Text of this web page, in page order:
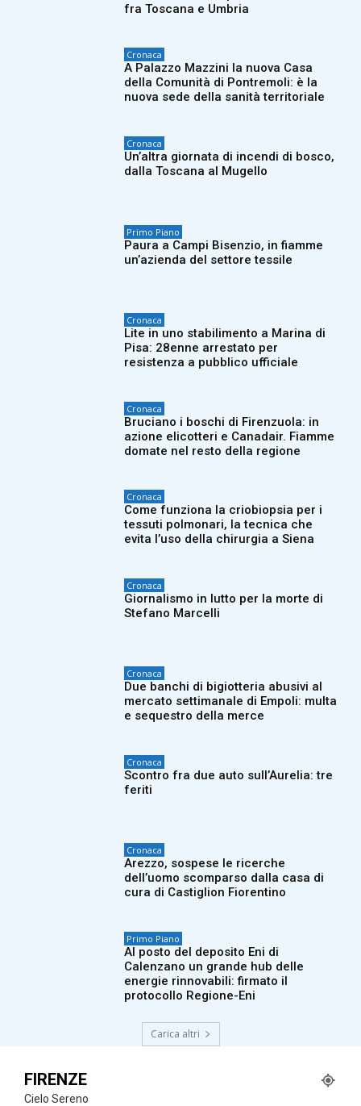
fra Toscana e Umbria
Cronaca
A Palazzo Mazzini la nuova Casa
della Comunità di Pontremoli: è la
nuova sede della sanità territoriale
Cronaca
Un’altra giornata di incendi di bosco,
dalla Toscana al Mugello
Primo Piano
Paura a Campi Bisenzio, in fiamme
un’azienda del settore tessile
Cronaca
Lite in uno stabilimento a Marina di
Pisa: 28enne arrestato per
resistenza a pubblico ufficiale
Cronaca
Bruciano i boschi di Firenzuola: in
azione elicotteri e Canadair. Fiamme
domate nel resto della regione
Cronaca
Come funziona la criobiopsia per i
tessuti polmonari, la tecnica che
evita l’uso della chirurgia a Siena
Cronaca
Giornalismo in lutto per la morte di
Stefano Marcelli
Cronaca
Due banchi di bigiotteria abusivi al
mercato settimanale di Empoli: multa
e sequestro della merce
Cronaca
Scontro fra due auto sull’Aurelia: tre
feriti
Cronaca
Arezzo, sospese le ricerche
dell’uomo scomparso dalla casa di
cura di Castiglion Fiorentino
Primo Piano
Al posto del deposito Eni di
Calenzano un grande hub delle
energie rinnovabili: firmato il
protocollo Regione-Eni
Carica altri
FIRENZE
Cielo Sereno